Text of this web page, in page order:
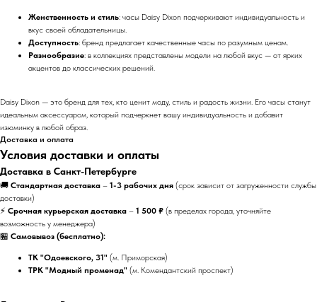
Женственность и стиль: часы Daisy Dixon подчеркивают индивидуальность и
вкус своей обладательницы.
Доступность: бренд предлагает качественные часы по разумным ценам.
Разнообразие: в коллекциях представлены модели на любой вкус — от ярких
акцентов до классических решений.
Daisy Dixon — это бренд для тех, кто ценит моду, стиль и радость жизни. Его часы станут
идеальным аксессуаром, который подчеркнет вашу индивидуальность и добавит
изюминку в любой образ.
Доставка и оплата
Условия доставки и оплаты
Доставка в Санкт-Петербурге
🚚 Стандартная доставка – 1-3 рабочих дня (срок зависит от загруженности службы
доставки)
⚡ Срочная курьерская доставка – 1 500 ₽ (в пределах города, уточняйте
возможность у менеджера)
🏪 Самовывоз (бесплатно):
ТК "Одоевского, 31" (м. Приморская)
ТРК "Модный променад" (м. Комендантский проспект)